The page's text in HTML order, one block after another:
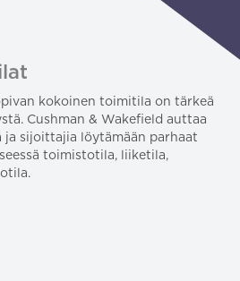
kokoinen toimitila on tärkeä
Cushman & Wakefield auttaa
sijoittajia löytämään parhaat
toimistotila, liiketila,